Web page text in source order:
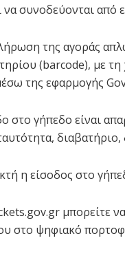
να συνοδεύονται
της αγοράς
(barcode), με
της εφαρμογής
στο γήπεδο είναι
η είσοδος στο
μπορείτε
στο ψηφιακό